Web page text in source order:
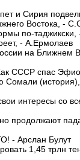
и Сирия
Востока, -
по-таджикски,
- А.Ермолаев
на Ближнем
СССР спас
Сомали
интересы со
продолжают
- Арслан Булут
1,45 трлн